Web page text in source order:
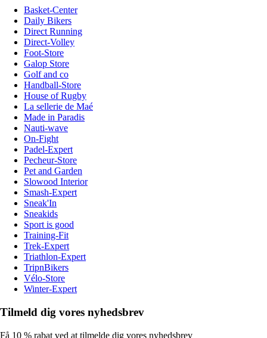
Basket-Center
Daily Bikers
Direct Running
Direct-Volley
Foot-Store
Galop Store
Golf and co
Handball-Store
House of Rugby
La sellerie de Maé
Made in Paradis
Nauti-wave
On-Fight
Padel-Expert
Pecheur-Store
Pet and Garden
Slowood Interior
Smash-Expert
Sneak'In
Sneakids
Sport is good
Training-Fit
Trek-Expert
Triathlon-Expert
TripnBikers
Vélo-Store
Winter-Expert
Tilmeld dig vores nyhedsbrev
Få 10 % rabat ved at tilmelde dig vores nyhedsbrev